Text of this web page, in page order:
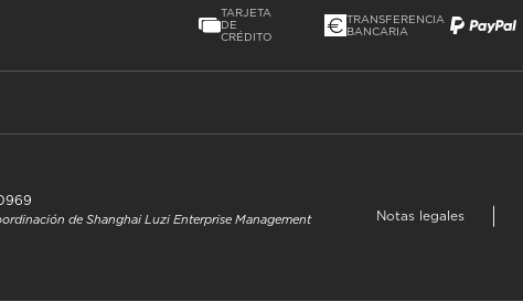
TARJETA
DE
CRÉDITO
TRANSFERENCIA
BANCARIA
de Shanghai Luzi Enterprise Management
Notas legales